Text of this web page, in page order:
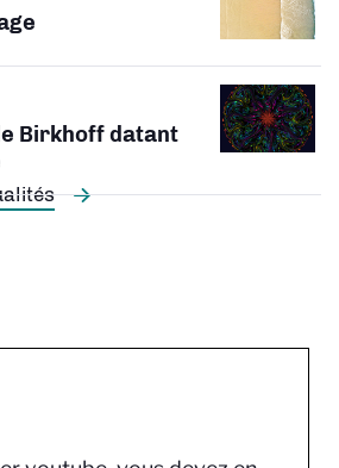
Birkhoff datant